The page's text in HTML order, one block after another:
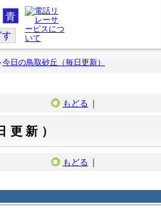
青
今日の鳥取砂丘（毎日更新）
もどる ｜
更新）
もどる ｜